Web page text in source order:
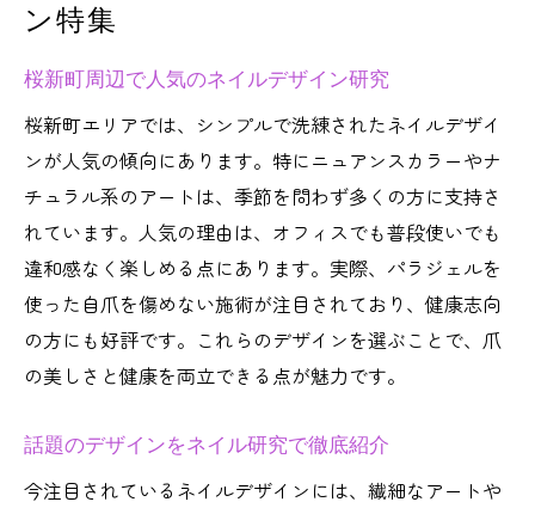
ン特集
桜新町周辺で人気のネイルデザイン研究
桜新町エリアでは、シンプルで洗練されたネイルデザイ
ンが人気の傾向にあります。特にニュアンスカラーやナ
チュラル系のアートは、季節を問わず多くの方に支持さ
れています。人気の理由は、オフィスでも普段使いでも
違和感なく楽しめる点にあります。実際、パラジェルを
使った自爪を傷めない施術が注目されており、健康志向
の方にも好評です。これらのデザインを選ぶことで、爪
の美しさと健康を両立できる点が魅力です。
話題のデザインをネイル研究で徹底紹介
今注目されているネイルデザインには、繊細なアートや